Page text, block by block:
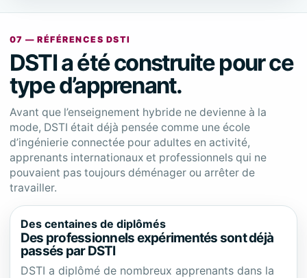
07 — RÉFÉRENCES DSTI
DSTI a été construite pour ce
type d’apprenant.
Avant que l’enseignement hybride ne devienne à la
mode, DSTI était déjà pensée comme une école
d’ingénierie connectée pour adultes en activité,
apprenants internationaux et professionnels qui ne
pouvaient pas toujours déménager ou arrêter de
travailler.
Des centaines de diplômés
Des professionnels expérimentés sont déjà
passés par DSTI
DSTI a diplômé de nombreux apprenants dans la